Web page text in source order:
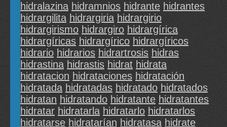
hidralazina hidramnios hidrante hidrantes
hidrargilita hidrargiria hidrargirio
hidrargirismo hidrargiro hidrargírica
hidrargíricas hidrargírico hidrargíricos
hidrario hidrarios hidrartrosis hidras
hidrastina hidrastis hidrat hidrata
hidratacion hidrataciones hidratación
hidratada hidratadas hidratado hidratados
hidratan hidratando hidratante hidratantes
hidratar hidratarla hidratarlo hidratarlos
hidratarse hidratarían hidratasa hidrate